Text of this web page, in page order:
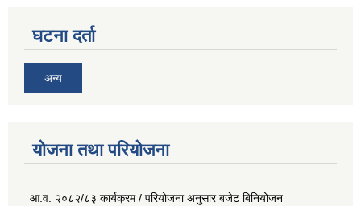
घटना दर्ता
अन्य
योजना तथा परियोजना
आ.व. २०८२/८३ कार्यक्रम / परियोजना अनुसार बजेट बिनियोजन